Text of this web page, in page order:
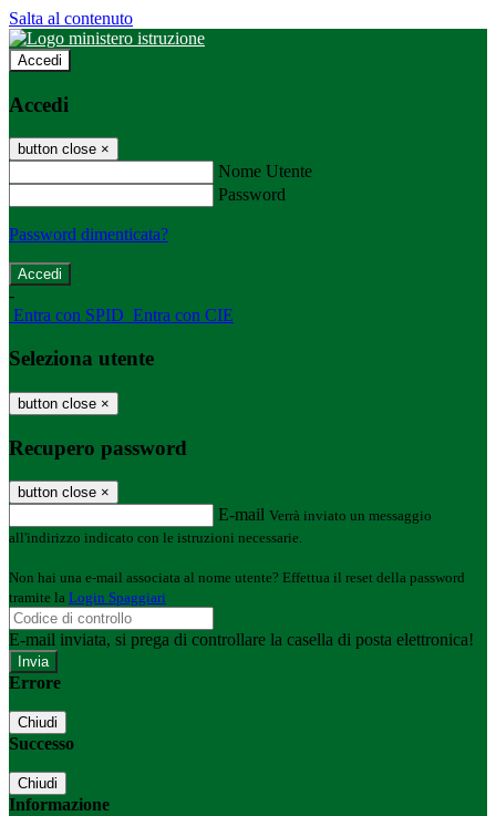
Salta al contenuto
Accedi
Accedi
button close ×
Nome Utente
Password
Password dimenticata?
-
Entra con SPID Entra con CIE
Seleziona utente
button close ×
Recupero password
button close ×
E-mail Verrà inviato un messaggio
all'indirizzo indicato con le istruzioni necessarie.
Non hai una e-mail associata al nome utente? Effettua il reset della password
tramite la Login Spaggiari
E-mail inviata, si prega di controllare la casella di posta elettronica!
Errore
Chiudi
Successo
Chiudi
Informazione